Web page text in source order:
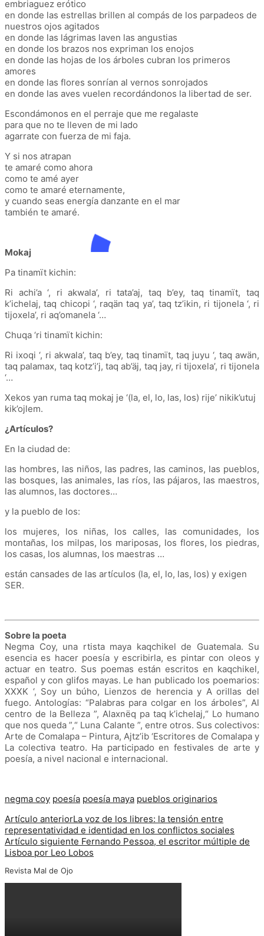
embriaguez erótico
en donde las estrellas brillen al compás de los parpadeos de
nuestros ojos agitados
en donde las lágrimas laven las angustias
en donde los brazos nos expriman los enojos
en donde las hojas de los árboles cubran los primeros
amores
en donde las flores sonrían al vernos sonrojados
en donde las aves vuelen recordándonos la libertad de ser.
Escondámonos en el perraje que me regalaste
para que no te lleven de mi lado
agarrate con fuerza de mi faja.
Y si nos atrapan
te amaré como ahora
como te amé ayer
como te amaré eternamente,
y cuando seas energía danzante en el mar
también te amaré.
Mokaj
Pa tinamït kichin:
Ri achi’a ‘, ri akwala’, ri tata’aj, taq b’ey, taq tinamït, taq
k’ichelaj, taq chicopi ‘, raqän taq ya’, taq tz’ikin, ri tijonela ‘, ri
tijoxela’, ri aq’omanela ‘…
Chuqa ‘ri tinamït kichin:
Ri ixoqi ‘, ri akwala’, taq b’ey, taq tinamït, taq juyu ‘, taq awän,
taq palamax, taq kotz’i’j, taq ab’äj, taq jay, ri tijoxela’, ri tijonela
‘…
Xekos yan ruma taq mokaj je ‘(la, el, lo, las, los) rije’ nikik’utuj
kik’ojlem.
¿Artículos?
En la ciudad de:
las hombres, las niños, las padres, las caminos, las pueblos,
las bosques, las animales, las ríos, las pájaros, las maestros,
las alumnos, las doctores…
y la pueblo de los:
los mujeres, los niñas, los calles, las comunidades, los
montañas, los milpas, los mariposas, los flores, los piedras,
los casas, los alumnas, los maestras …
están cansades de las artículos (la, el, lo, las, los) y exigen
SER.
Sobre la poeta
Negma Coy, una rtista maya kaqchikel de Guatemala. Su
esencia es hacer poesía y escribirla, es pintar con oleos y
actuar en teatro. Sus poemas están escritos en kaqchikel,
español y con glifos mayas. Le han publicado los poemarios:
XXXK ‘, Soy un búho, Lienzos de herencia y A orillas del
fuego. Antologías: “Palabras para colgar en los árboles”, Al
centro de la Belleza ”, Alaxnëq pa taq k’ichelaj,“ Lo humano
que nos queda ”,“ Luna Calante ”, entre otros. Sus colectivos:
Arte de Comalapa – Pintura, Ajtz’ib ‘Escritores de Comalapa y
La colectiva teatro. Ha participado en festivales de arte y
poesía, a nivel nacional e internacional.
negma coy poesía poesía maya pueblos originarios
Artículo anteriorLa voz de los libres: la tensión entre
representatividad e identidad en los conflictos sociales
Artículo siguiente Fernando Pessoa, el escritor múltiple de
Lisboa por Leo Lobos
Revista Mal de Ojo